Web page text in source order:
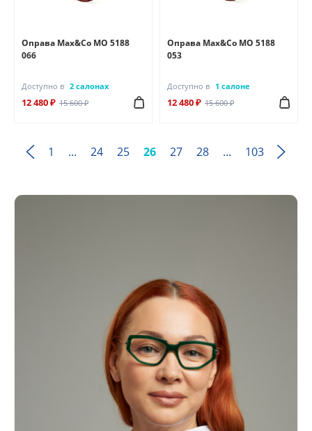
Оправа Max&Co MO 5188
066
Доступно в 2 салонах
12 480 ₽ 15 600 ₽
Оправа Max&Co MO 5188
053
Доступно в 1 салоне
12 480 ₽ 15 600 ₽
1 ... 24 25 26 27 28 ... 103